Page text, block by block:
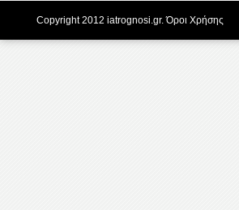
Copyright 2012 iatrognosi.gr.Όροι Χρήσης